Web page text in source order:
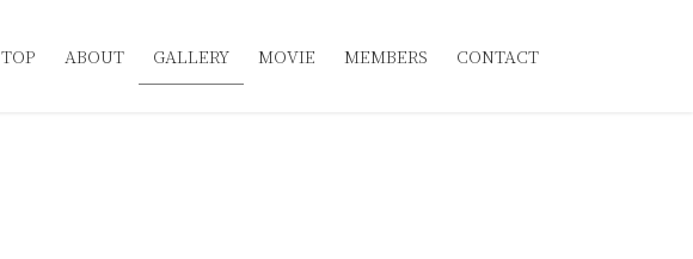
TOP ABOUT GALLERY MOVIE MEMBERS CONTACT